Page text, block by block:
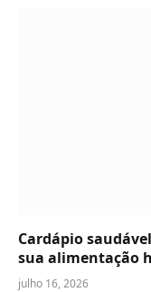
Cardápio
sua alimentação
julho 16, 2026